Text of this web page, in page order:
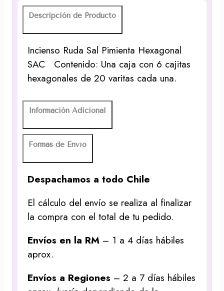
Descripción de Producto
Incienso Ruda Sal Pimienta Hexagonal
SAC Contenido: Una caja con 6 cajitas
hexagonales de 20 varitas cada una.
Información Adicional
Formas de Envío
Despachamos a todo Chile
El cálculo del envío se realiza al finalizar
la compra con el total de tu pedido.
Envíos en la RM – 1 a 4 días hábiles
aprox.
Envíos a Regiones – 2 a 7 días hábiles